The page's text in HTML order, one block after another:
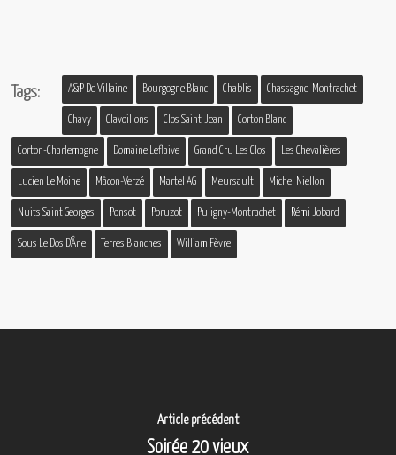
Tags: A&P De Villaine Bourgogne Blanc Chablis Chassagne-Montrachet
Chavy Clavoillons Clos Saint-Jean Corton Blanc
Corton-Charlemagne Domaine Leflaive Grand Cru Les Clos Les Chevalières
Lucien Le Moine Mâcon-Verzé Martel AG Meursault Michel Niellon
Nuits Saint Georges Ponsot Poruzot Puligny-Montrachet Rémi Jobard
Sous Le Dos D'Âne Terres Blanches William Fèvre
Article précédent
Soirée 20 vieux